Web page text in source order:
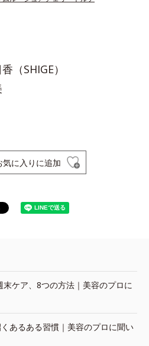
（SHIGE）
気に入りに追加
ケア、8つの方法｜美容のプロに
あるある習慣｜美容のプロに聞い